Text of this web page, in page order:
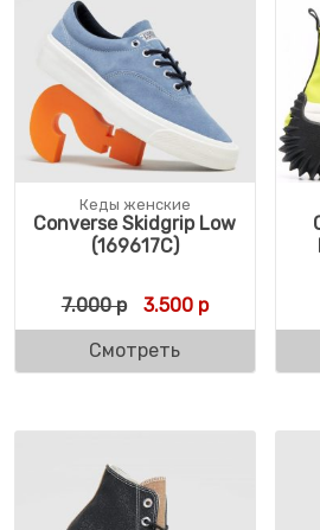
Кеды женские
Converse Skidgrip Low
(169617C)
7.000р Первоначальная
3.500рТекущая
Смотреть